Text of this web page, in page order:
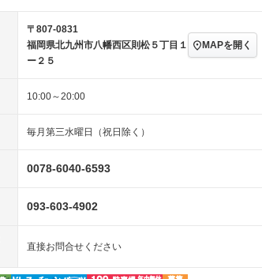
装備略号／用語解説
3列シート ベンチシート
全周囲カメラ －
〒807-0831
福岡県北九州市八幡西区則松５丁目１
ー２５
MAPを開く
10:00～20:00
毎月第三水曜日（祝日除く）
0078-6040-6593
093-603-4902
直接お問合せください